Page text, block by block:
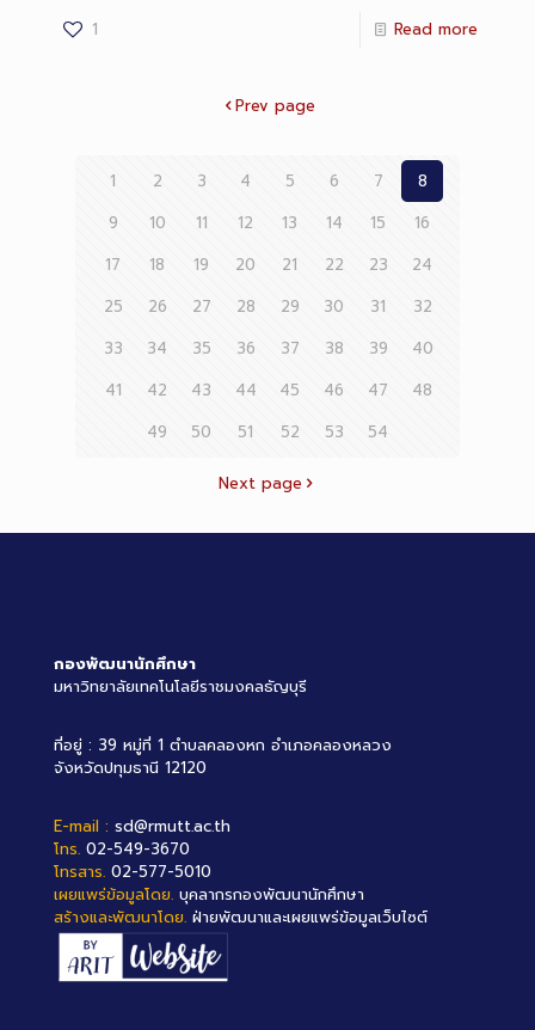
1 Read more
Prev page
1 2 3 4 5 6 7
8
9
10 11 12 13 14 15
16
17
18 19 20 21 22 23
24
25
26 27 28 29 30 31
32
33
34 35 36 37 38 39
40
41
42 43 44 45 46 47
48
49
50 51 52 53 54
Next page
กองพัฒนานักศึกษา
มหาวิทยาลัยเทคโนโลยีราชมงคลธัญบุรี
ที่อยู่ : 39 หมู่ที่ 1 ตำบลคลองหก อำเภอคลองหลวง
จังหวัดปทุมธานี 12120
E-mail : sd@rmutt.ac.th
โทร. 02-549-3670
โทรสาร. 02-577-5010
เผยแพร่ข้อมูลโดย. บุคลากรกองพัฒนานักศึกษา
สร้างและพัฒนาโดย. ฝ่ายพัฒนาและเผยแพร่ข้อมูลเว็บไซต์